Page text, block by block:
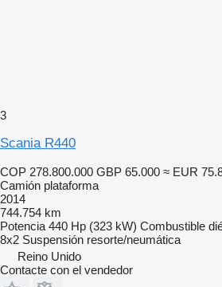
3
Scania R440
COP 278.800.000 GBP 65.000 ≈ EUR
Camión plataforma
2014
744.754 km
Potencia 440 Hp (323 kW) Combustible
8x2 Suspensión resorte/neumática
Reino Unido
Contacte con el vendedor